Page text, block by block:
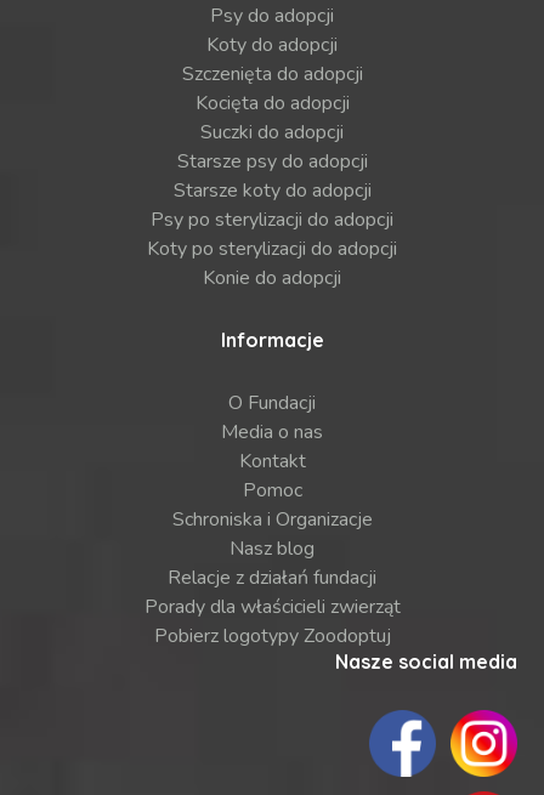
Psy do adopcji
Koty do adopcji
Szczenięta do adopcji
Kocięta do adopcji
Suczki do adopcji
Starsze psy do adopcji
Starsze koty do adopcji
Psy po sterylizacji do adopcji
Koty po sterylizacji do adopcji
Konie do adopcji
Informacje
O Fundacji
Media o nas
Kontakt
Pomoc
Schroniska i Organizacje
Nasz blog
Relacje z działań fundacji
Porady dla właścicieli zwierząt
Pobierz logotypy Zoodoptuj
Nasze social media